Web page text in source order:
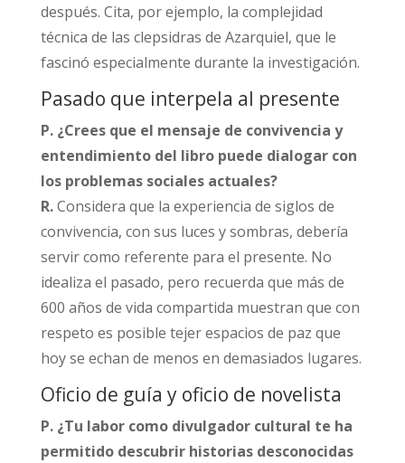
después. Cita, por ejemplo, la complejidad
técnica de las clepsidras de Azarquiel, que le
fascinó especialmente durante la investigación.​
Pasado que interpela al presente
P. ¿Crees que el mensaje de convivencia y
entendimiento del libro puede dialogar con
los problemas sociales actuales?
R.Considera que la experiencia de siglos de
convivencia, con sus luces y sombras, debería
servir como referente para el presente. No
idealiza el pasado, pero recuerda que más de
600 años de vida compartida muestran que con
respeto es posible tejer espacios de paz que
hoy se echan de menos en demasiados lugares.​
Oficio de guía y oficio de novelista
P. ¿Tu labor como divulgador cultural te ha
permitido descubrir historias desconocidas